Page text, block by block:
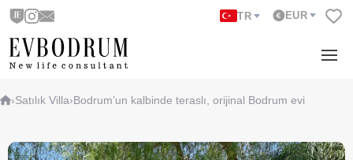
TR EUR
›Satılık Villa› Bodrum’un kalbinde teraslı, orijinal Bodrum evi